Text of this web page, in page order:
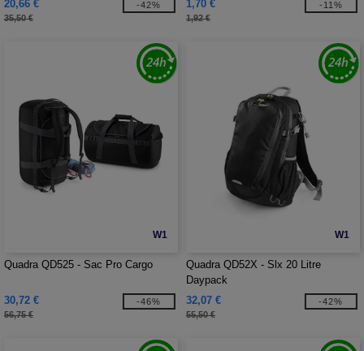
20,66 €
35,50 €
-42% 1,70 €
1,92 €
-11%
W1
Quadra QD525 - Sac Pro Cargo
30,72 €
56,75 €
-46%
W1
Quadra QD52X - Slx 20 Litre
Daypack
32,07 €
55,50 €
-42%